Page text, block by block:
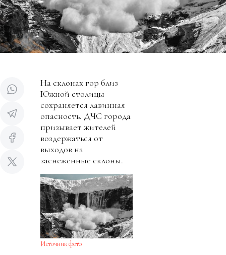
На склонах гор близ
Южной столицы
сохраняется лавинная
опасность. ДЧС города
призывает жителей
воздержаться от
выходов на
заснеженные склоны.
Источник фото